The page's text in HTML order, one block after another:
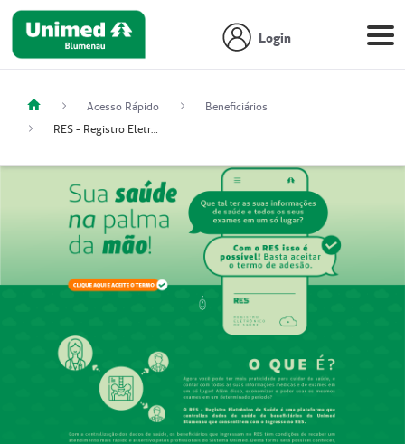
Login
Acesso Rápido
Beneficiários
RES - Registro Eletrônico de Saúde